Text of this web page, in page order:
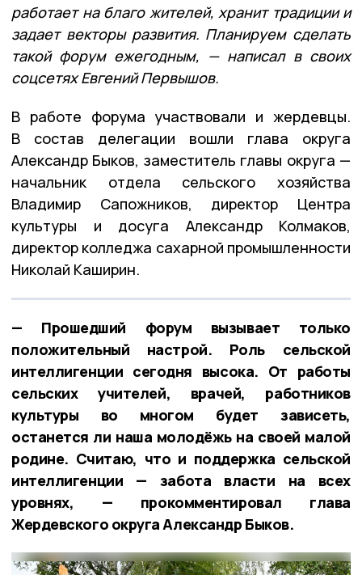
работает на благо жителей, хранит традиции и
задает векторы развития. Планируем сделать
такой форум ежегодным, — написал в своих
соцсетях Евгений Первышов.
В работе форума участвовали и жердевцы.
В состав делегации вошли глава округа
Александр Быков, заместитель главы округа —
начальник отдела сельского хозяйства
Владимир Сапожников, директор Центра
культуры и досуга Александр Колмаков,
директор колледжа сахарной промышленности
Николай Каширин.
— Прошедший форум вызывает только
положительный настрой. Роль сельской
интеллигенции сегодня высока. От работы
сельских учителей, врачей, работников
культуры во многом будет зависеть,
останется ли наша молодёжь на своей малой
родине. Считаю, что и поддержка сельской
интеллигенции — забота власти на всех
уровнях, — прокомментировал глава
Жердевского округа Александр Быков.